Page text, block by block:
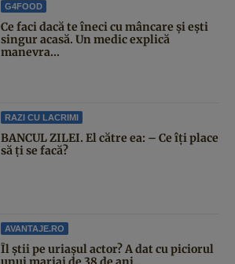
G4FOOD
Ce faci dacă te îneci cu mâncare și ești
singur acasă. Un medic explică
manevra...
RAZI CU LACRIMI
BANCUL ZILEI. El către ea: – Ce îți place
să ți se facă?
AVANTAJE.RO
Îl știi pe uriașul actor? A dat cu piciorul